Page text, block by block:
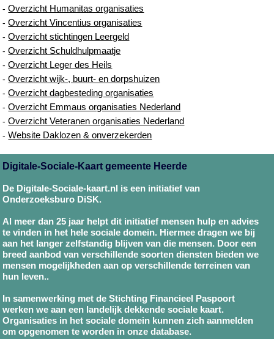
-Overzicht Humanitas organisaties
-Overzicht Vincentius organisaties
-Overzicht stichtingen Leergeld
-Overzicht Schuldhulpmaatje
-Overzicht Leger des Heils
-Overzicht wijk-, buurt- en dorpshuizen
-Overzicht dagbesteding organisaties
-Overzicht Emmaus organisaties Nederland
-Overzicht Veteranen organisaties Nederland
-Website Daklozen & onverzekerden
Digitale-Sociale-Kaart gemeente Heerde
De Digitale-Sociale-kaart.nl is een initiatief van
Onderzoeksburo DiSK.
Al meer dan 25 jaar helpt dit initiatief mensen hulp en advies
te vinden in het hele sociale domein. Hiermee dragen we bij
aan het langer zelfstandig blijven van die mensen. Door een
breed aanbod van verschillende soorten diensten bieden we
mensen mogelijkheden aan op verschillende terreinen van
hun leven..
In samenwerking met de Stichting Financieel Paspoort
werken we aan een landelijk dekkende sociale kaart.
Organisaties in het sociale domein kunnen zich aanmelden
om opgenomen te worden in onze database.